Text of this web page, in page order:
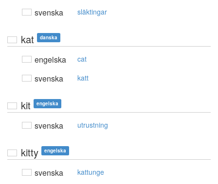
svenska släktingar
kat danska
engelska cat
svenska katt
kit engelska
svenska utrustning
kitty engelska
svenska kattunge